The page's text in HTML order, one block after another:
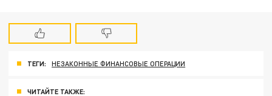
ТЕГИ: НЕЗАКОННЫЕ ФИНАНСОВЫЕ ОПЕРАЦИИ
ЧИТАЙТЕ ТАКЖЕ: